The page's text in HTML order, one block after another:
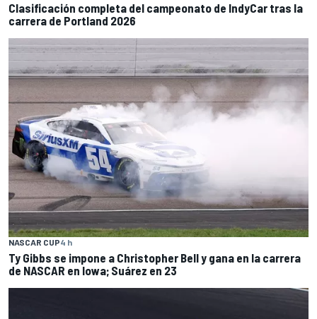
Clasificación completa del campeonato de IndyCar tras la
carrera de Portland 2026
NASCAR CUP4 h
Ty Gibbs se impone a Christopher Bell y gana en la carrera
de NASCAR en Iowa; Suárez en 23